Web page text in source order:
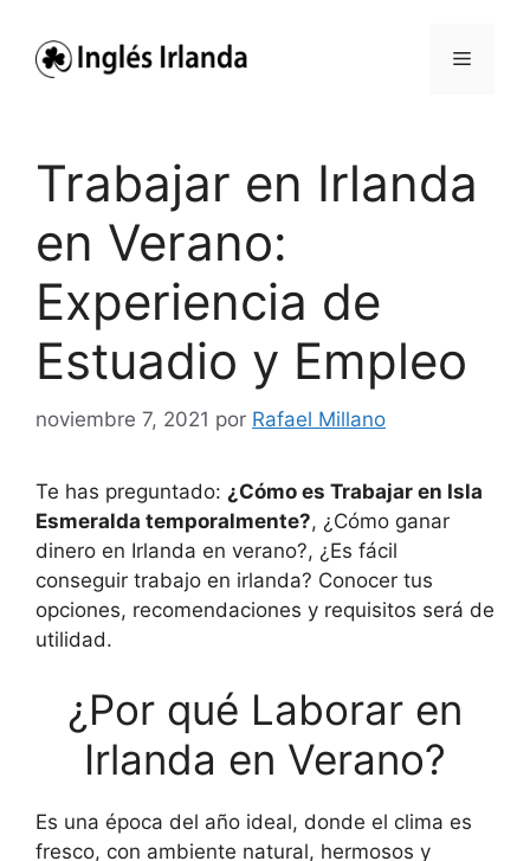
contenido
Menú
Trabajar en Irlanda
en Verano:
Experiencia de
Estuadio y Empleo
noviembre 7, 2021 por Rafael Millano
Te has preguntado: ¿Cómo es Trabajar en Isla
Esmeralda temporalmente?, ¿Cómo ganar
dinero en Irlanda en verano?, ¿Es fácil
conseguir trabajo en irlanda? Conocer tus
opciones, recomendaciones y requisitos será de
utilidad.
¿Por qué Laborar en
Irlanda en Verano?
Es una época del año ideal, donde el clima es
fresco, con ambiente natural, hermosos y